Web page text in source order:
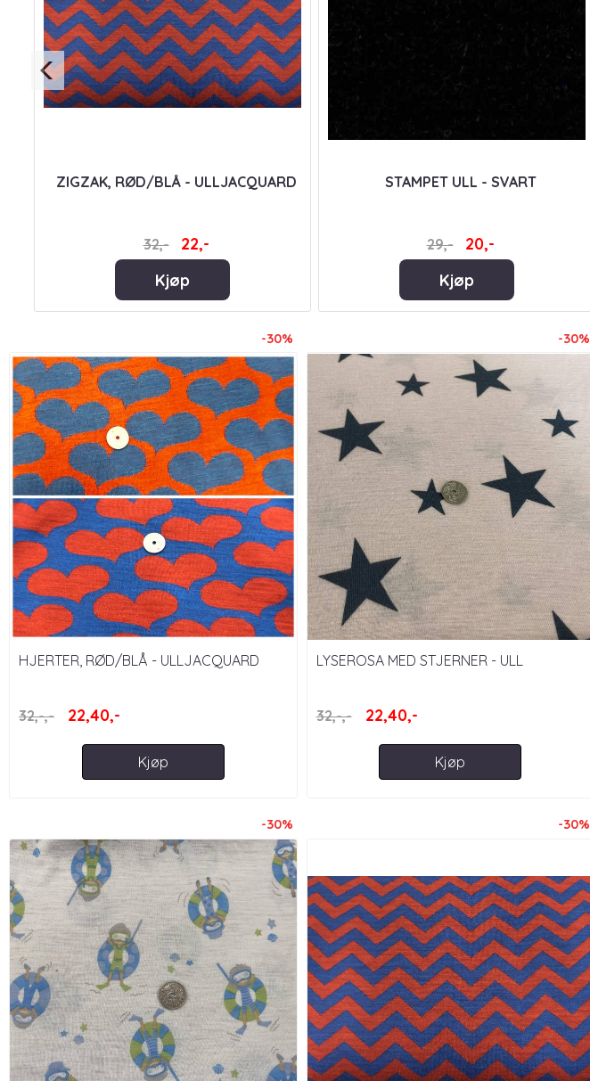
ZIGZAK, RØD/BLÅ - ULLJACQUARD
32,-
22,-
Kjøp
STAMPET ULL - SVART
29,-
20,-
Kjøp
-30%
HJERTER, RØD/BLÅ - ULLJACQUARD
32,-,- 22,40,-
Kjøp
-30%
LYSEROSA MED STJERNER - ULL
32,-,- 22,40,-
Kjøp
-30% -30%